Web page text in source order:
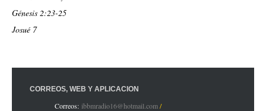
Génesis 2:23-25
Josué 7
CORREOS, WEB Y APLICACIÓN
Correos: ibbmradio16@hotmail.com/